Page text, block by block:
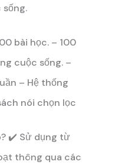
bài học. – 100
cuộc sống. –
– Hệ thống
nói chọn lọc
✔️ Sử dụng từ
thông qua các